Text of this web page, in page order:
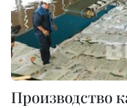
Производство